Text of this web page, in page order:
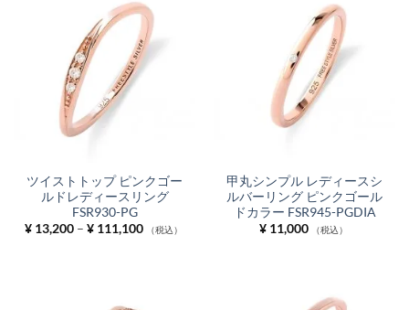
ツイストトップ ピンクゴー
ルドレディースリング
FSR930-PG
¥13,200 – ¥111,100価
格
（税込）
甲丸シンプル レディースシ
ルバーリング ピンクゴール
ドカラー FSR945-PGDIA
¥11,000 （税込）